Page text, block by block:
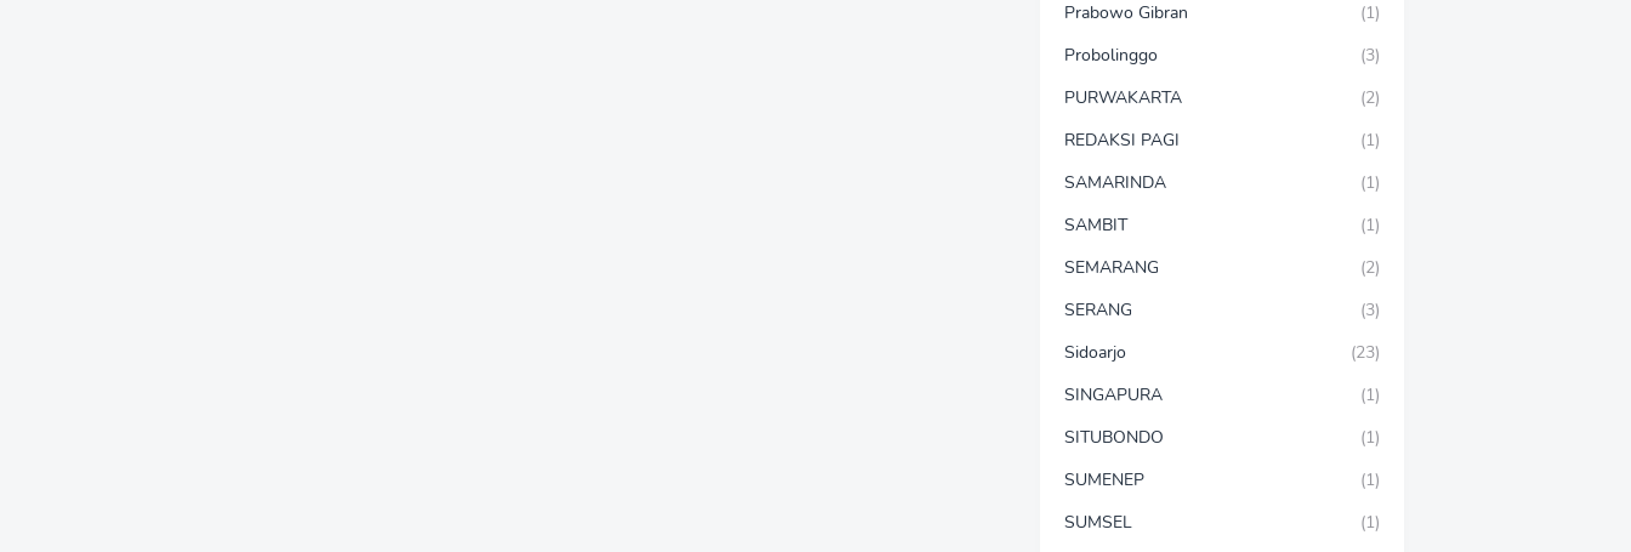
Prabowo Gibran
(1)
Probolinggo
(3)
PURWAKARTA
(2)
REDAKSI PAGI
(1)
SAMARINDA
(1)
SAMBIT
(1)
SEMARANG
(2)
SERANG
(3)
Sidoarjo
(23)
SINGAPURA
(1)
SITUBONDO
(1)
SUMENEP
(1)
SUMSEL
(1)